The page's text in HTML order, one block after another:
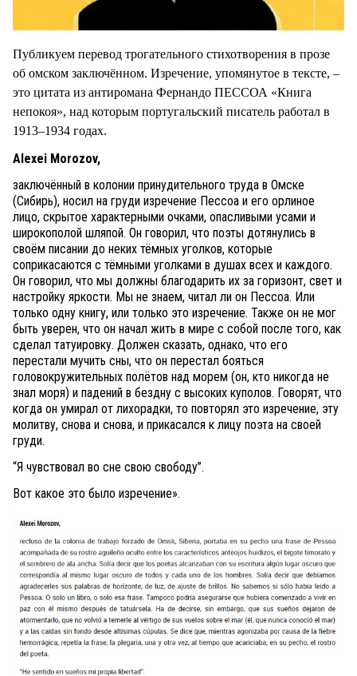
Публикуем перевод трогательного стихотворения в прозе
об омском заключённом. Изречение, упомянутое в тексте, –
это цитата из антиромана Фернандо ПЕССОА «Книга
непокоя», над которым португальский писатель работал в
1913–1934 годах.
Alexei Morozov,
заключённый в колонии принудительного труда в Омске
(Сибирь), носил на груди изречение Пессоа и его орлиное
лицо, скрытое характерными очками, опасливыми усами и
широкополой шляпой. Он говорил, что поэты дотянулись в
своём писании до неких тёмных уголков, которые
соприкасаются с тёмными уголками в душах всех и каждого.
Он говорил, что мы должны благодарить их за горизонт, свет и
настройку яркости. Мы не знаем, читал ли он Пессоа. Или
только одну книгу, или только это изречение. Также он не мог
быть уверен, что он начал жить в мире с собой после того, как
сделал татуировку. Должен сказать, однако, что его
перестали мучить сны, что он перестал бояться
головокружительных полётов над морем (он, кто никогда не
знал моря) и падений в бездну с высоких куполов. Говорят, что
когда он умирал от лихорадки, то повторял это изречение, эту
молитву, снова и снова, и прикасался к лицу поэта на своей
груди.
“Я чувствовал во сне свою свободу”.
Вот какое это было изречение».